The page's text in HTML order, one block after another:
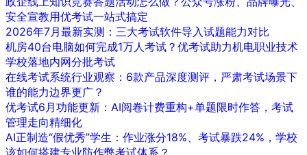
安全宣教用优考试一站式搞定
2026年7月最新实测：三大考试软件导入试题能力对比
机房40台电脑如何完成1万人考试？优考试助力机电职业技术
学校落地内网分批考试
在线考试系统行业观察：6款产品深度测评，严肃考试场景下
谁的能力边界更广？
优考试6月功能更新：AI阅卷计费重构+单题限时作答，考试
管理走向精细化
AI正制造“假优秀”学生：作业涨分18%、考试暴跌24%，学校
该如何搭建专业防作弊考试体系？